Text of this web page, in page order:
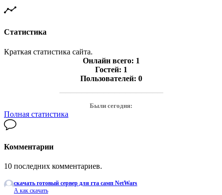
Статистика
Краткая статистика сайта.
Онлайн всего: 1
Гостей: 1
Пользователей: 0
───────────────────
Были сегодня:
Полная статистика
Комментарии
10 последних комментариев.
скачать готовый сервер для гта самп NetWars
А как скачать